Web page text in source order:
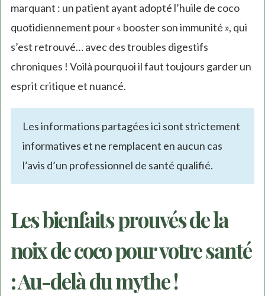
marquant : un patient ayant adopté l’huile de coco
quotidiennement pour « booster son immunité », qui
s’est retrouvé… avec des troubles digestifs
chroniques ! Voilà pourquoi il faut toujours garder un
esprit critique et nuancé.
Les informations partagées ici sont strictement
informatives et ne remplacent en aucun cas
l’avis d’un professionnel de santé qualifié.
Les bienfaits prouvés de la
noix de coco pour votre santé
: Au-delà du mythe !